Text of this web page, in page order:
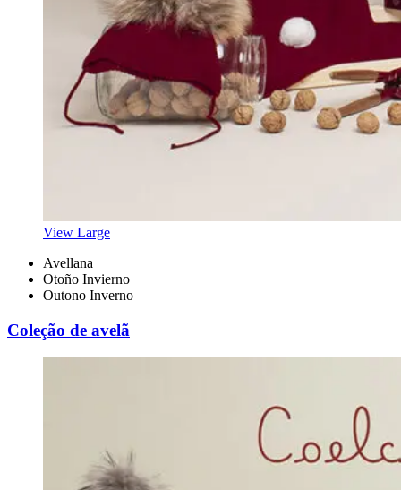
View Large
Avellana
Otoño Invierno
Outono Inverno
Coleção de avelã